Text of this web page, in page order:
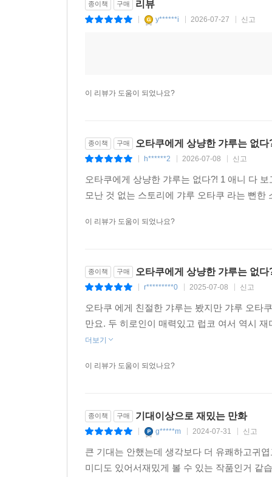
종이책 구매 리뷰
y******i 2026-07-27 신고
이 리뷰가 도움이 되었나요?
종이책 구매 오타쿠에게 상냥한 갸루는 없다
h******2 2026-07-08 신고
오타쿠에게 상냥한 갸루는 없다?! 1 애니 다
모난 것 없는 스토리에 갸루 오타쿠 라는 뻔
이 리뷰가 도움이 되었나요?
종이책 구매 오타쿠에게 상냥한 갸루는 없다
r*********0 2025-07-08 신고
오타쿠 에게 친절한 갸루는 봤지만 갸루 오타
만요. 두 히로인이 매력있고 럽코 여서 역시
더보기
이 리뷰가 도움이 되었나요?
종이책 구매 기대이상으로 재밌는 만화
g*****m 2024-07-31 신고
큰 기대는 안했는데 생각보다 더 유쾌하고귀
미디도 있어서재밌게 볼 수 있는 작품인거 같